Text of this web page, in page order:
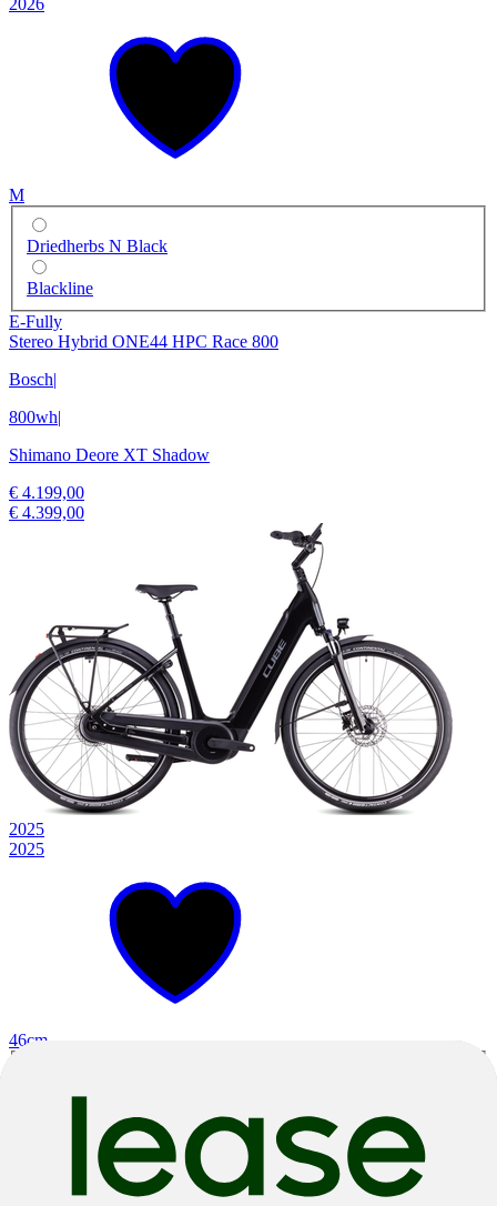
2026
M
Driedherbs N Black
Blackline
E-Fully
Stereo Hybrid ONE44 HPC Race 800
Bosch|
800wh|
Shimano Deore XT Shadow
€ 4.199,00
€ 4.399,00
2025
2025
46cm
Supreme Hybrid Comfort Pro 625